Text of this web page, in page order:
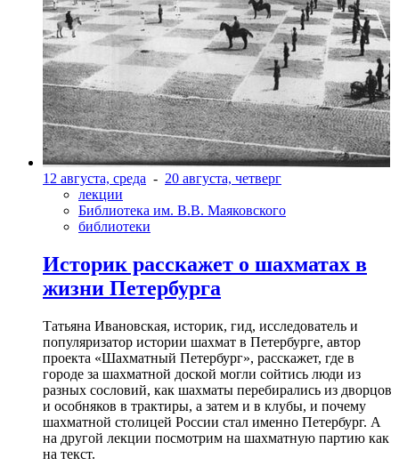
Фото: naliteinom.ru
12 августа, среда - 20 августа, четверг
лекции
Библиотека им. В.В. Маяковского
библиотеки
Историк расскажет о шахматах в
жизни Петербурга
Татьяна Ивановская, историк, гид, исследователь и
популяризатор истории шахмат в Петербурге, автор
проекта «Шахматный Петербург», расскажет, где в
городе за шахматной доской могли сойтись люди из
разных сословий, как шахматы перебирались из дворцов
и особняков в трактиры, а затем и в клубы, и почему
шахматной столицей России стал именно Петербург. А
на другой лекции посмотрим на шахматную партию как
на текст.